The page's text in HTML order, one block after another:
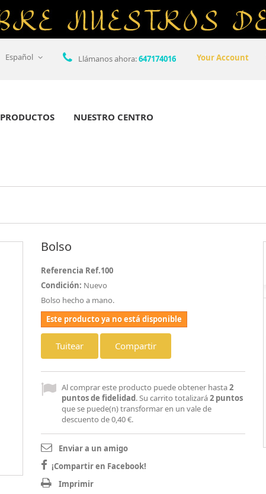
Your Account
Llámanos ahora:647174016
Español
PRODUCTOS NUESTRO CENTRO
Bolso
Referencia Ref.100
Condición: Nuevo
Bolso hecho a mano.
Este producto ya no está disponible
Tuitear Compartir
Al comprar este producto puede obtener hasta2
puntos de fidelidad. Su carrito totalizará2puntos
que se puede(n) transformar en un vale de
descuento de0,40 €.
Enviar a un amigo
¡Compartir en Facebook!
Imprimir